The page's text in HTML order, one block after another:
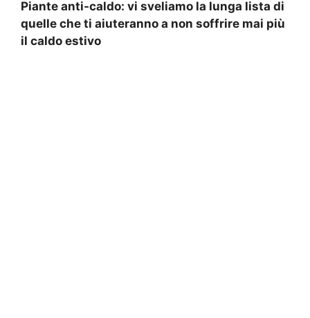
Piante anti-caldo: vi sveliamo la lunga lista di
quelle che ti aiuteranno a non soffrire mai più
il caldo estivo